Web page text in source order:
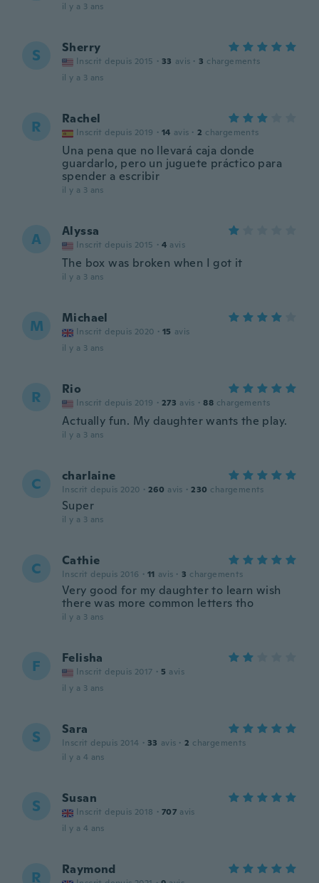
il y a 3 ans
S Sherry
Inscrit depuis 2015 · 33 avis · 3 chargements
il y a 3 ans
R Rachel
Inscrit depuis 2019 · 14 avis · 2 chargements
Una pena que no llevará caja donde
guardarlo, pero un juguete práctico para
spender a escribir
il y a 3 ans
A Alyssa
Inscrit depuis 2015 · 4 avis
The box was broken when I got it
il y a 3 ans
M Michael
Inscrit depuis 2020 · 15 avis
il y a 3 ans
R Rio
Inscrit depuis 2019 · 273 avis · 88 chargements
Actually fun. My daughter wants the play.
il y a 3 ans
C charlaine
Inscrit depuis 2020 · 260 avis · 230 chargements
Super
il y a 3 ans
C Cathie
Inscrit depuis 2016 · 11 avis · 3 chargements
Very good for my daughter to learn wish
there was more common letters tho
il y a 3 ans
F Felisha
Inscrit depuis 2017 · 5 avis
il y a 3 ans
S Sara
Inscrit depuis 2014 · 33 avis · 2 chargements
il y a 4 ans
S Susan
Inscrit depuis 2018 · 707 avis
il y a 4 ans
R Raymond